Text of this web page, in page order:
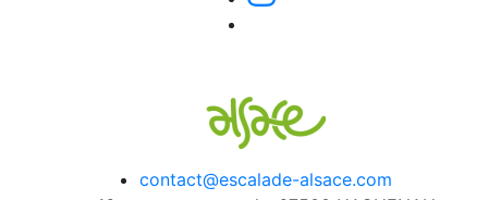
contact@escalade-alsace.com